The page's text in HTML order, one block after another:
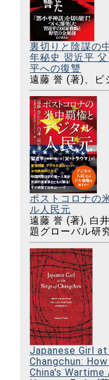
裏切りと陰謀の
年秘史 習近平
平への復讐
遠藤 誉 (著)、ビ
ポストコロナの
ル人民元
遠藤 誉 (著), 白
題グローバル研
Japanese Girl
Changchun:
China's